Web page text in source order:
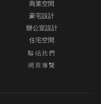
商業空間
豪宅設計
辦公室設計
住宅空間
聯絡我們
網頁導覽